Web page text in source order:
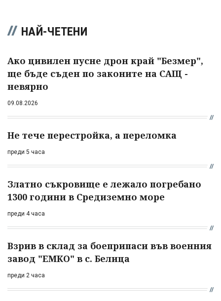
НАЙ-ЧЕТЕНИ
Ако цивилен пусне дрон край "Безмер",
ще бъде съден по законите на САЩ -
невярно
09.08.2026
Не тече перестройка, а переломка
преди 5 часа
Златно съкровище е лежало погребано
1300 години в Средиземно море
преди 4 часа
Взрив в склад за боеприпаси във военния
завод "ЕМКО" в с. Белица
преди 2 часа